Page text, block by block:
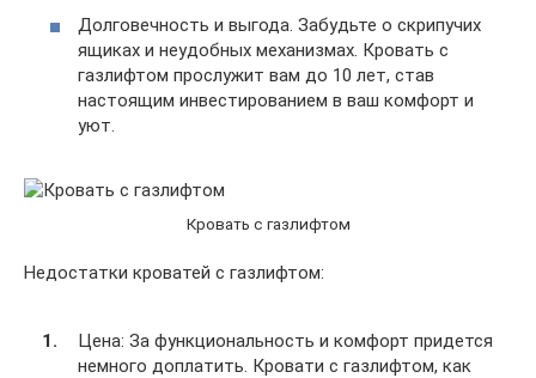
Долговечность и выгода. Забудьте о скрипучих
ящиках и неудобных механизмах. Кровать с
газлифтом прослужит вам до 10 лет, став
настоящим инвестированием в ваш комфорт и
уют.
Кровать с газлифтом
Недостатки кроватей с газлифтом:
Цена: За функциональность и комфорт придется
немного доплатить. Кровати с газлифтом, как